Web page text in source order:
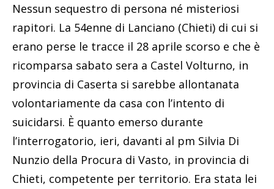
Nessun sequestro di persona né misteriosi
rapitori. La 54enne di Lanciano (Chieti) di cui si
erano perse le tracce il 28 aprile scorso e che è
ricomparsa sabato sera a Castel Volturno, in
provincia di Caserta si sarebbe allontanata
volontariamente da casa con l’intento di
suicidarsi. È quanto emerso durante
l’interrogatorio, ieri, davanti al pm Silvia Di
Nunzio della Procura di Vasto, in provincia di
Chieti, competente per territorio. Era stata lei